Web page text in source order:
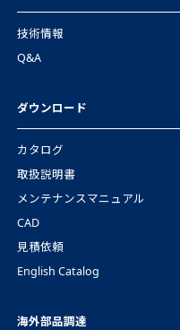
技術情報
Q&A
ダウンロード
カタログ
取扱説明書
メンテナンスマニュアル
CAD
見積依頼
English Catalog
海外部品調達